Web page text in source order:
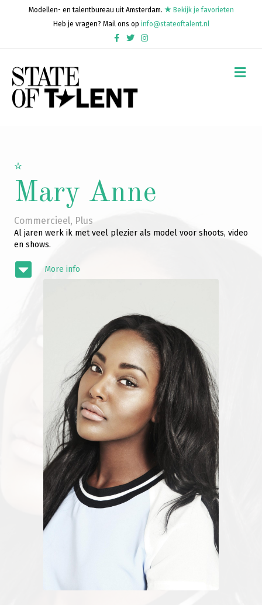
Modellen- en talentbureau uit Amsterdam.
Bekijk je favorieten
Heb je vragen? Mail ons op info@stateoftalent.nl
FacebookTwitterInstagram
Mary Anne
Commercieel, Plus
Al jaren werk ik met veel plezier als model voor shoots, video
en shows.
More info